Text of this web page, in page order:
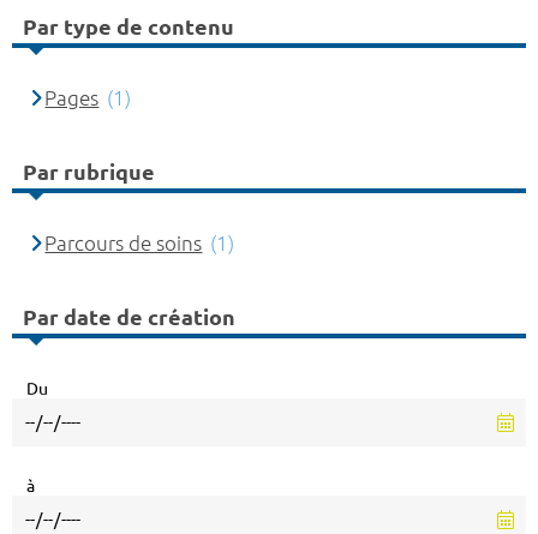
Par type de contenu
Pages (1)
Par rubrique
Parcours de soins (1)
Par date de création
Du
à